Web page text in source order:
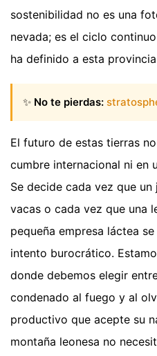
sostenibilidad no es una
nevada; es el ciclo
ha definido a esta
✨ No te pierdas:
El futuro de estas tierras
cumbre internacional ni en
Se decide cada vez que
vacas o cada vez que una
pequeña empresa láctea
intento burocrático.
donde debemos elegir
condenado al fuego y al
productivo que acepte su
montaña leonesa no